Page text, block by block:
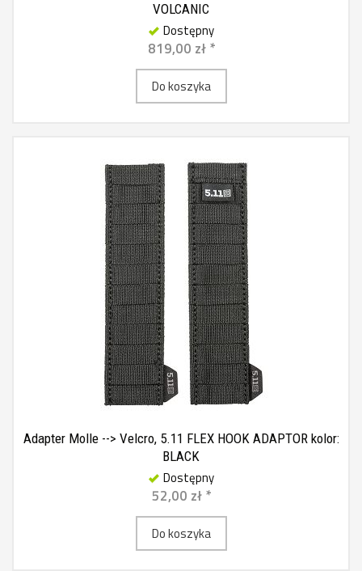
VOLCANIC
Dostępny
819,00 zł *
Do koszyka
Adapter Molle --> Velcro, 5.11 FLEX HOOK ADAPTOR kolor:
BLACK
Dostępny
52,00 zł *
Do koszyka